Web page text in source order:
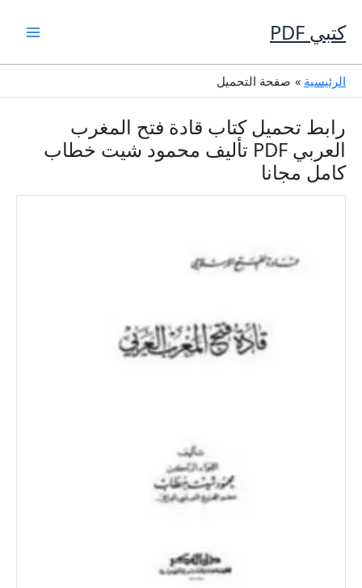
إلى
المحتوى
كتبي PDF
الرئيسية صفحة التحميل
رابط تحميل كتاب قادة فتح المغرب
العربي PDF تأليف محمود شيت خطاب
كامل مجانا